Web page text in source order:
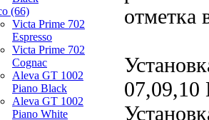
(66)
Victa Prime 702
Espresso
Victa Prime 702
Cognac
Aleva GT 1002
Piano Black
Aleva GT 1002
Piano White
отметка